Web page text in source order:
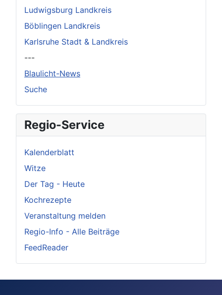
Ludwigsburg Landkreis
Böblingen Landkreis
Karlsruhe Stadt & Landkreis
---
Blaulicht-News
Suche
Regio-Service
Kalenderblatt
Witze
Der Tag - Heute
Kochrezepte
Veranstaltung melden
Regio-Info - Alle Beiträge
FeedReader